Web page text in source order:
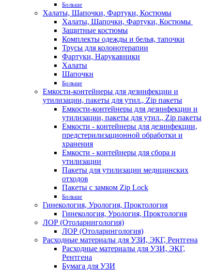
Больше
Халаты, Шапочки, Фартуки, Костюмы
Халаты, Шапочки, Фартуки, Костюмы
Защитные костюмы
Комплекты одежды и белья, тапочки
Трусы для колонотерапии
Фартуки, Нарукавники
Халаты
Шапочки
Больше
Емкости-контейнеры для дезинфекции и
утилизации, пакеты для утил., Zip пакеты
Емкости-контейнеры для дезинфекции и
утилизации, пакеты для утил., Zip пакеты
Емкости - контейнеры для дезинфекции,
предстерилизационной обработки и
хранения
Емкости - контейнеры для сбора и
утилизации
Пакеты для утилизации медицинских
отходов
Пакеты с замком Zip Lock
Больше
Гинекология, Урология, Проктология
Гинекология, Урология, Проктология
ЛОР (Отоларингология)
ЛОР (Отоларингология)
Расходные материалы для УЗИ, ЭКГ, Рентгена
Расходные материалы для УЗИ, ЭКГ,
Рентгена
Бумага для УЗИ